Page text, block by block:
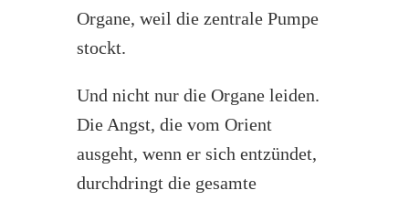
Organe, weil die zentrale Pumpe
stockt.
Und nicht nur die Organe leiden.
Die Angst, die vom Orient
ausgeht, wenn er sich entzündet,
durchdringt die gesamte